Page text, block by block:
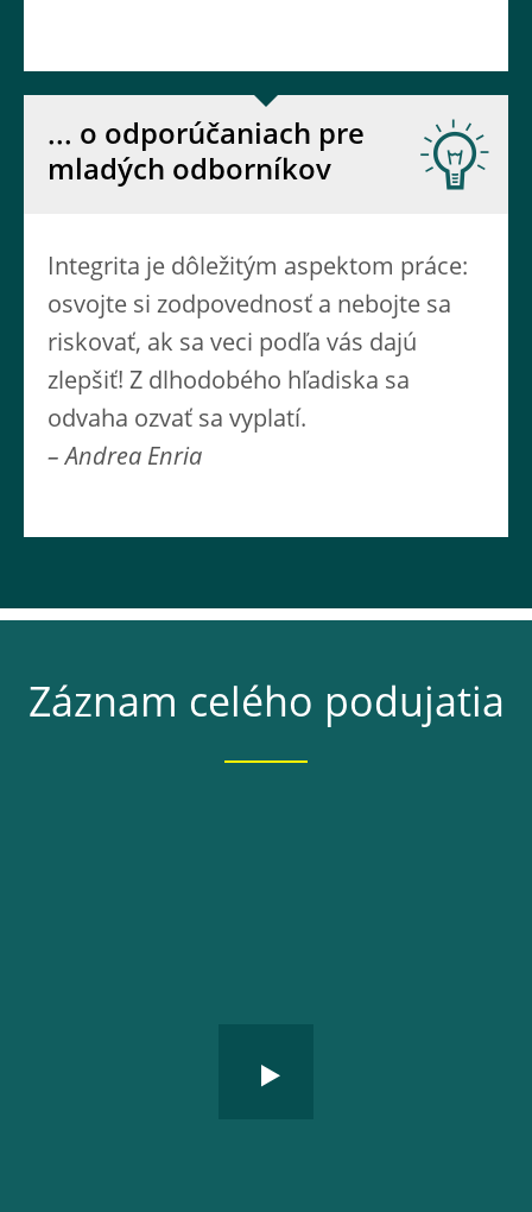
... o odporúčaniach pre
mladých odborníkov
Integrita je dôležitým aspektom práce:
osvojte si zodpovednosť a nebojte sa
riskovať, ak sa veci podľa vás dajú
zlepšiť! Z dlhodobého hľadiska sa
odvaha ozvať sa vyplatí.
– Andrea Enria
Záznam celého podujatia